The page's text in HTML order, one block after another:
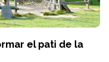
el pati de la